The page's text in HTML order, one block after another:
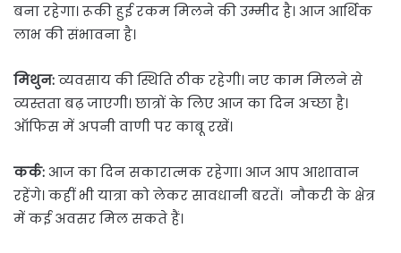
बना रहेगा। रूकी हुई रकम मिलने की उम्मीद है। आज आर्थिक
लाभ की संभावना है।
मिथुन:व्यवसाय की स्थिति ठीक रहेगी। नए काम मिलने से
व्यस्तता बढ़ जाएगी। छात्रों के लिए आज का दिन अच्छा है।
ऑफिस में अपनी वाणी पर काबू रखें।
कर्क:आज का दिन सकारात्मक रहेगा। आज आप आशावान
रहेंगे। कहीं भी यात्रा को लेकर सावधानी बरतें। नौकरी के क्षेत्र
में कई अवसर मिल सकते हैं।